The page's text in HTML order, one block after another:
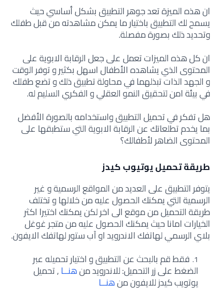
ان هذه الميزة تعد جوهر التطبيق بشكل أساسي حيث
يسمح لك التطبيق باختيار ما يمكن مشاهدته من قبل طفلك
وتحديد ذلك بصورة مفصلة.
ان كل هذه الميزات تعمل على جعل الرقابة الابوية على
المحتوى الذي يشاهده الأطفال اسهل بكثير و توفر الوقت
و الجهد الذات تبذلهما في محاولة تطبيق ذلك و تضع طفلك
في بيئة امن لتحقيق النمو العقلي و الفكري السليم له.
هل تفكر في تحميل التطبيق واستخدامه بالصورة الأفضل
بما يخدم تطلعاتك عن الرقابة الابوية التي ستطبقها على
المحتوى الضاهر لأطفالك؟
طريقة تحميل يوتيوب كيدز
يتوفر التطبيق على العديد من المواقع الرسمية و غير
الرسمية التي يمكنك الحصول عليه من خلالها و تختلف
طريقة التحميل من موقع الى اخر لكن يمكنك اختيرا اكثر
الخيارات امانا حيث يمكنك الحصول عليه من متجر غوغل
بلاي الرسمي لهاتفك الاندرويد او آب ستور لهاتفك الايفون.
فقط قم بالبحث عن التطبيق و اختيار تحميله عبر
الضغط على زر التحميل: للاندرويد منهنــا, تحميل
يوتويب كيدز للايفون منهنــا